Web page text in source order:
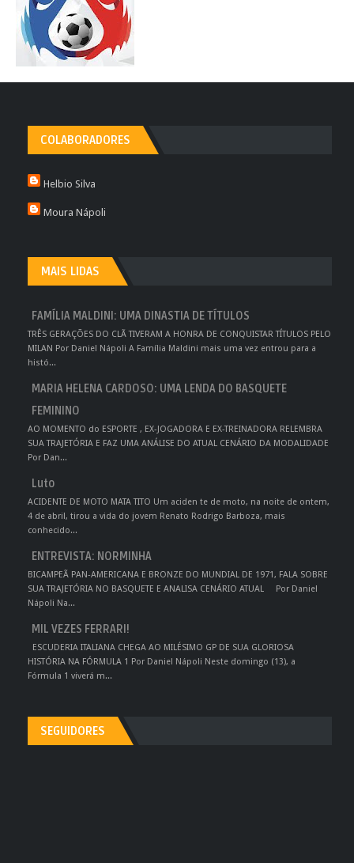
COLABORADORES
Helbio Silva
Moura Nápoli
MAIS LIDAS
FAMÍLIA MALDINI: UMA DINASTIA DE TÍTULOS
TRÊS GERAÇÕES DO CLÃ TIVERAM A HONRA DE CONQUISTAR TÍTULOS PELO
MILAN Por Daniel Nápoli A Família Maldini mais uma vez entrou para a
histó...
MARIA HELENA CARDOSO: UMA LENDA DO BASQUETE
FEMININO
AO MOMENTO do ESPORTE , EX-JOGADORA E EX-TREINADORA RELEMBRA
SUA TRAJETÓRIA E FAZ UMA ANÁLISE DO ATUAL CENÁRIO DA MODALIDADE
Por Dan...
Luto
ACIDENTE DE MOTO MATA TITO Um aciden te de moto, na noite de ontem,
4 de abril, tirou a vida do jovem Renato Rodrigo Barboza, mais
conhecido...
ENTREVISTA: NORMINHA
BICAMPEÃ PAN-AMERICANA E BRONZE DO MUNDIAL DE 1971, FALA SOBRE
SUA TRAJETÓRIA NO BASQUETE E ANALISA CENÁRIO ATUAL Por Daniel
Nápoli Na...
MIL VEZES FERRARI!
ESCUDERIA ITALIANA CHEGA AO MILÉSIMO GP DE SUA GLORIOSA
HISTÓRIA NA FÓRMULA 1 Por Daniel Nápoli Neste domingo (13), a
Fórmula 1 viverá m...
SEGUIDORES